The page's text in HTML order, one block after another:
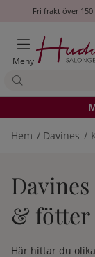
Fri frakt över 150
Meny
Hem Davines
& fötter
Här hittar du